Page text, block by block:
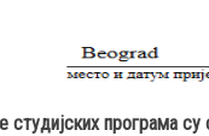
студијских програма су